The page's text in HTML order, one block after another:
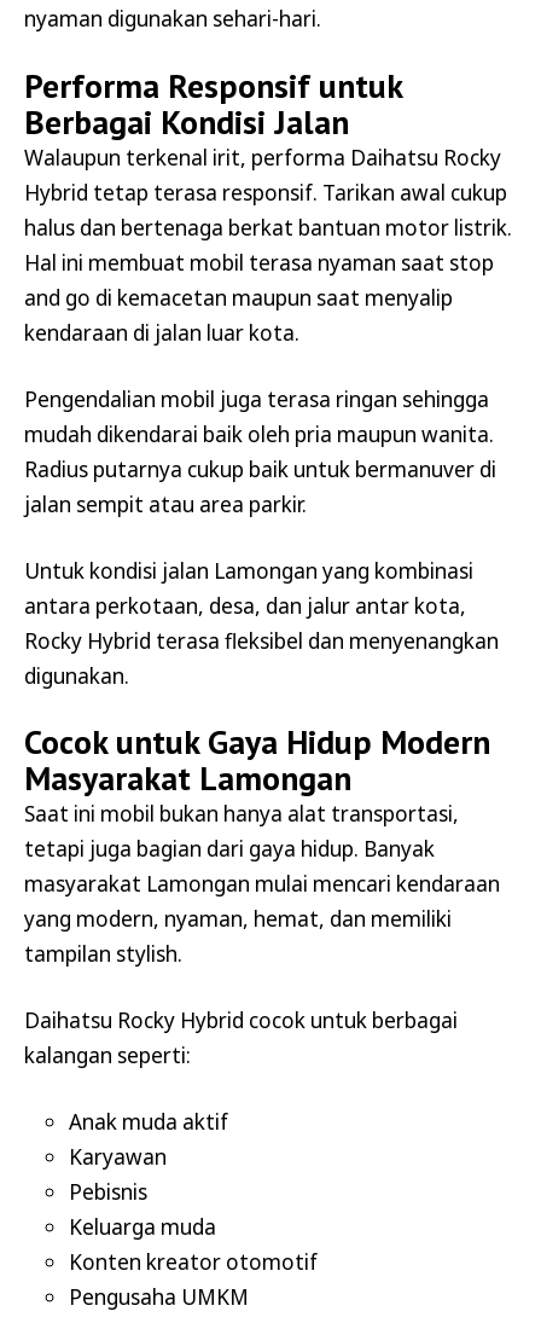
nyaman digunakan sehari-hari.
Performa Responsif untuk
Berbagai Kondisi Jalan
Walaupun terkenal irit, performa Daihatsu Rocky
Hybrid tetap terasa responsif. Tarikan awal cukup
halus dan bertenaga berkat bantuan motor listrik.
Hal ini membuat mobil terasa nyaman saat stop
and go di kemacetan maupun saat menyalip
kendaraan di jalan luar kota.
Pengendalian mobil juga terasa ringan sehingga
mudah dikendarai baik oleh pria maupun wanita.
Radius putarnya cukup baik untuk bermanuver di
jalan sempit atau area parkir.
Untuk kondisi jalan Lamongan yang kombinasi
antara perkotaan, desa, dan jalur antar kota,
Rocky Hybrid terasa fleksibel dan menyenangkan
digunakan.
Cocok untuk Gaya Hidup Modern
Masyarakat Lamongan
Saat ini mobil bukan hanya alat transportasi,
tetapi juga bagian dari gaya hidup. Banyak
masyarakat Lamongan mulai mencari kendaraan
yang modern, nyaman, hemat, dan memiliki
tampilan stylish.
Daihatsu Rocky Hybrid cocok untuk berbagai
kalangan seperti:
Anak muda aktif
Karyawan
Pebisnis
Keluarga muda
Konten kreator otomotif
Pengusaha UMKM